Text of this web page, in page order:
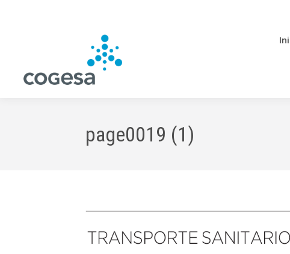
page0019 (1)